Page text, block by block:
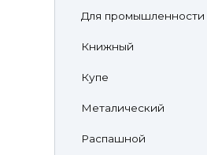
Для промышленности
Книжный
Купе
Металический
Распашной